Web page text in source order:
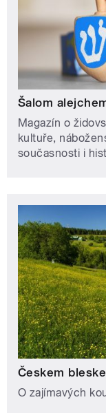
Šalom
Magazín o
kultuře,
současnosti i
Českem
O zajímavých